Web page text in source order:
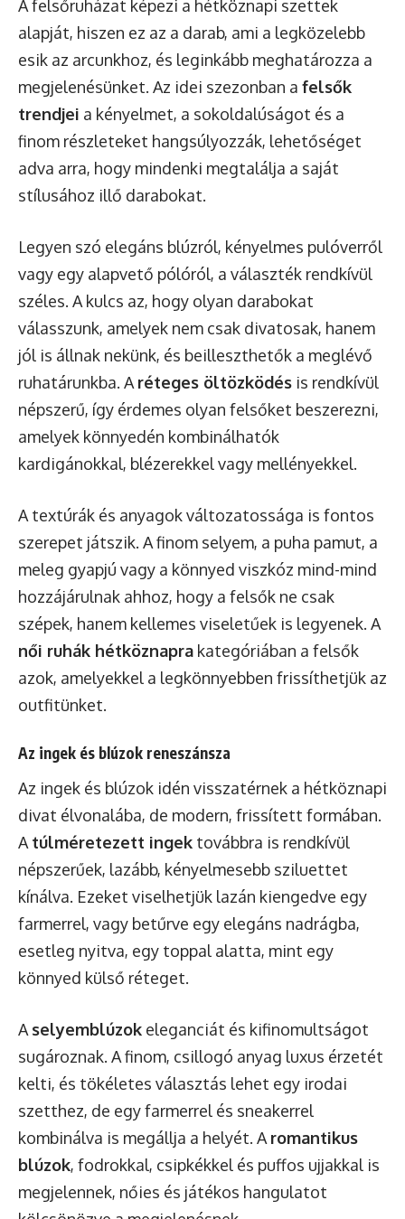
A felsőruházat képezi a hétköznapi szettek
alapját, hiszen ez az a darab, ami a legközelebb
esik az arcunkhoz, és leginkább meghatározza a
megjelenésünket. Az idei szezonban a felsők
trendjei a kényelmet, a sokoldalúságot és a
finom részleteket hangsúlyozzák, lehetőséget
adva arra, hogy mindenki megtalálja a saját
stílusához illő darabokat.
Legyen szó elegáns blúzról, kényelmes pulóverről
vagy egy alapvető pólóról, a választék rendkívül
széles. A kulcs az, hogy olyan darabokat
válasszunk, amelyek nem csak divatosak, hanem
jól is állnak nekünk, és beilleszthetők a meglévő
ruhatárunkba. A réteges öltözködés is rendkívül
népszerű, így érdemes olyan felsőket beszerezni,
amelyek könnyedén kombinálhatók
kardigánokkal, blézerekkel vagy mellényekkel.
A textúrák és anyagok változatossága is fontos
szerepet játszik. A finom selyem, a puha pamut, a
meleg gyapjú vagy a könnyed viszkóz mind-mind
hozzájárulnak ahhoz, hogy a felsők ne csak
szépek, hanem kellemes viseletűek is legyenek. A
női ruhák hétköznapra kategóriában a felsők
azok, amelyekkel a legkönnyebben frissíthetjük az
outfitünket.
Az ingek és blúzok reneszánsza
Az ingek és blúzok idén visszatérnek a hétköznapi
divat élvonalába, de modern, frissített formában.
A túlméretezett ingek továbbra is rendkívül
népszerűek, lazább, kényelmesebb sziluettet
kínálva. Ezeket viselhetjük lazán kiengedve egy
farmerrel, vagy betűrve egy elegáns nadrágba,
esetleg nyitva, egy toppal alatta, mint egy
könnyed külső réteget.
A selyemblúzok eleganciát és kifinomultságot
sugároznak. A finom, csillogó anyag luxus érzetét
kelti, és tökéletes választás lehet egy irodai
szetthez, de egy farmerrel és sneakerrel
kombinálva is megállja a helyét. A romantikus
blúzok, fodrokkal, csipkékkel és puffos ujjakkal is
megjelennek, nőies és játékos hangulatot